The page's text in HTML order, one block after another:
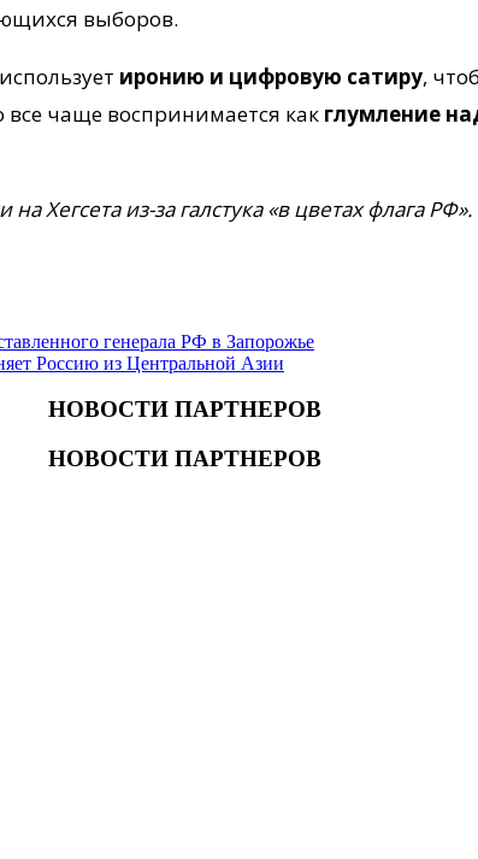
выборов.
иронию и цифровую сатиру,
все чаще воспринимается как глумление
Хегсета из-за галстука «в цветах флага РФ».
генерала РФ в Запорожье
Россию из Центральной Азии
НОВОСТИ ПАРТНЕРОВ
НОВОСТИ ПАРТНЕРОВ